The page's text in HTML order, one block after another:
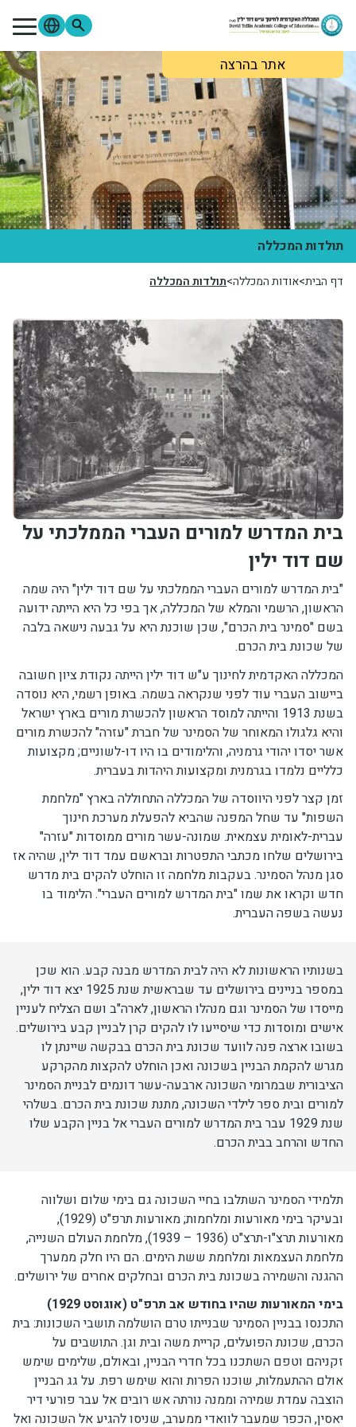
דילוג לתוכן העיקרי
אתר בהרצהמתעניינים סטודנטים
סגל
בוגרים
ספרייה
Moodle
פורטל הסטודנטים
פורטל הסגל צור קשר
אודות המכללה
לימודים והרשמה
מידע שימושי
מחקר ופירסומים
יחידות ומכונים
חברה וקהילה
תולדות המכללה
דף הבית אודות המכללה תולדות המכללה
בית המדרש למורים העברי הממלכתי על
שם דוד ילין
"בית המדרש למורים העברי הממלכתי על שם דוד ילין" היה שמה
הראשון, הרשמי והמלא של המכללה, אך בפי כל היא הייתה ידועה
בשם "סמינר בית הכרם", שכן שוכנת היא על גבעה נישאה בלבה
של שכונת בית הכרם.
המכללה האקדמית לחינוך ע"ש דוד ילין הייתה נקודת ציון חשובה
ביישוב העברי עוד לפני שנקראה בשמה. באופן רשמי, היא נוסדה
בשנת 1913 והייתה למוסד הראשון להכשרת מורים בארץ ישראל
והיא גלגולו המאוחר של הסמינר של חברת "עזרה" להכשרת מורים
אשר יסדו יהודי גרמניה, והלימודים בו היו דו-לשוניים; מקצועות
כלליים נלמדו בגרמנית ומקצועות היהדות בעברית.
זמן קצר לפני היווסדה של המכללה התחוללה בארץ "מלחמת
השפות" עד שחל המפנה שהביא להפעלת מערכת חינוך
עברית-לאומית עצמאית. שמונה-עשר מורים ממוסדות "עזרה"
בירושלים שלחו מכתבי התפטרות ובראשם עמד דוד ילין, שהיה אז
סגן מנהל הסמינר. בעקבות מלחמה זו הוחלט להקים בית מדרש
חדש וקראו את שמו "בית המדרש למורים העברי". הלימוד בו
נעשה בשפה העברית.
תמונה
בשנותיו הראשונות לא היה לבית המדרש מבנה קבע. הוא שכן
במספר בניינים בירושלים עד שבראשית שנת 1925 יצא דוד ילין,
מייסדו של הסמינר וגם מנהלו הראשון, לארה"ב ושם הצליח לעניין
אישים ומוסדות כדי שיסייעו לו להקים קרן לבניין קבע בירושלים.
בשובו ארצה פנה לוועד שכונת בית הכרם בבקשה שיינתן לו
מגרש להקמת הבניין בשכונה ואכן הוחלט להקצות מהקרקע
הציבורית שבמרומי השכונה ארבעה-עשר דונמים לבניית הסמינר
למורים ובית ספר לילדי השכונה, מתנת שכונת בית הכרם. בשלהי
שנת 1929 עבר בית המדרש למורים העברי אל בניין הקבע שלו
החדש והרחב בבית הכרם.
תלמידי הסמינר השתלבו בחיי השכונה גם בימי שלום ושלווה
ובעיקר בימי מאורעות ומלחמות; מאורעות תרפ"ט (1929),
מאורעות תרצ"ו-תרצ"ט (1936 – 1939), מלחמת העולם השנייה,
מלחמת העצמאות ומלחמת ששת הימים. הם היו חלק ממערך
ההגנה והשמירה בשכונת בית הכרם ובחלקים אחרים של ירושלים.
בימי המאורעות שהיו בחודש אב תרפ"ט (אוגוסט 1929)
התכנסו בבניין הסמינר שבנייתו טרם הושלמה תושבי השכונות: בית
הכרם, שכונת הפועלים, קריית משה ובית וגן. התושבים על
זקניהם וטפם השתכנו בכל חדרי הבניין, ובאולם, שלימים שימש
אולם ההתעמלות, שוכנו הפרות והוא שימש רפת. על גג הבניין
הוצבה עמדת שמירה וממנה נורתה אש רובים אל עבר פורעי דיר
יאסין, הכפר שמעבר לוואדי ממערב, שניסו להגיע אל השכונה ואל